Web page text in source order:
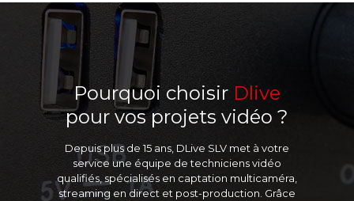
Pourquoi choisir Dlive
pour vos projets vidéo ?
Depuis plus de 15 ans, DLive SLV met à votre
service une équipe de techniciens vidéo
qualifiés, spécialisés en captation multicaméra,
streaming en direct et post-production. Grâce